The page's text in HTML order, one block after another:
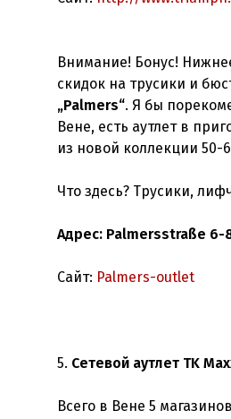
Внимание! Бонус!
скидок на трусики и
„Palmers“. Я бы
Вене, есть аутлет в
из новой коллекции
Что здесь? Трусики,
Адрес: Palmersstraße 6-
Сайт: Palmers-outlet
5. Сетевой аутлет TK
Всего в Вене 5